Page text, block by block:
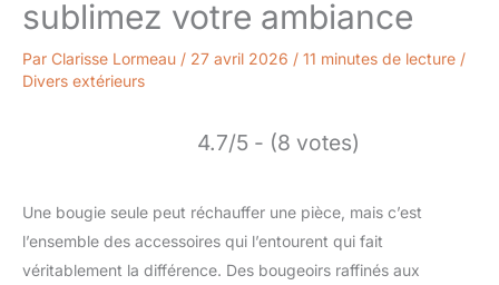
sublimez votre ambiance
Par Clarisse Lormeau / 27 avril 2026 / 11 minutes de lecture /
Divers extérieurs
4.7/5 - (8 votes)
Une bougie seule peut réchauffer une pièce, mais c’est
l’ensemble des accessoires qui l’entourent qui fait
véritablement la différence. Des bougeoirs raffinés aux